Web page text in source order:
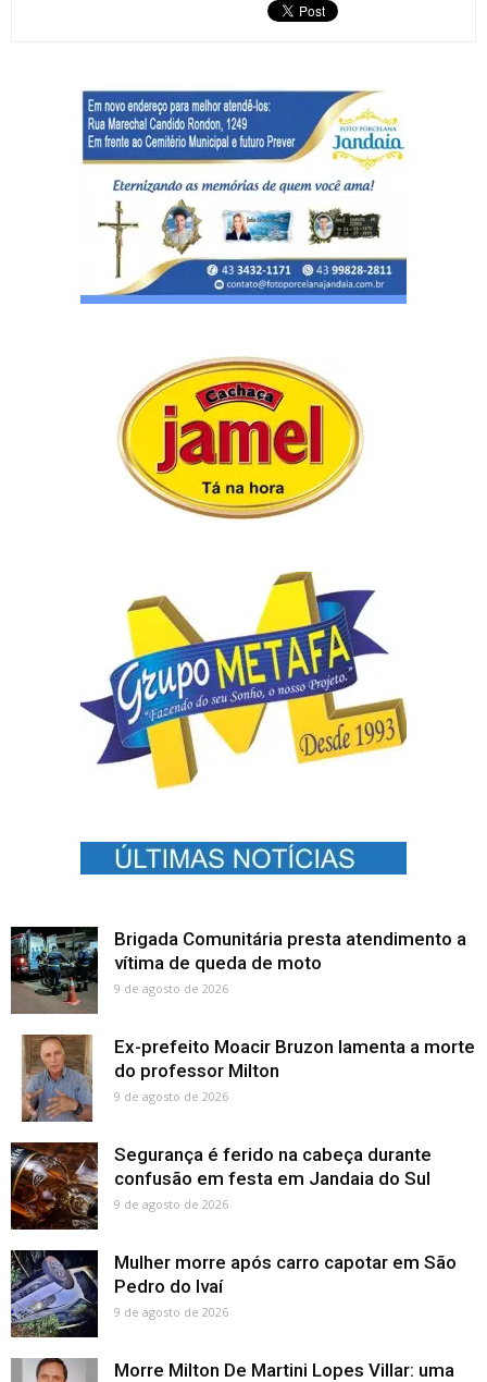
Brigada Comunitária presta atendimento a
vítima de queda de moto
9 de agosto de 2026
Ex-prefeito Moacir Bruzon lamenta a morte
do professor Milton
9 de agosto de 2026
Segurança é ferido na cabeça durante
confusão em festa em Jandaia do Sul
9 de agosto de 2026
Mulher morre após carro capotar em São
Pedro do Ivaí
9 de agosto de 2026
Morre Milton De Martini Lopes Villar: uma